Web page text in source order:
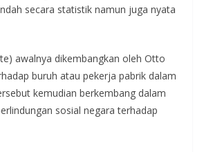
secara statistik namun juga nyata
awalnya dikembangkan oleh Otto
buruh atau pekerja pabrik dalam
kemudian berkembang dalam
sosial negara terhadap